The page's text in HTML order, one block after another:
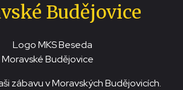
Budějovice
zábavu v Moravských Budějovicích.